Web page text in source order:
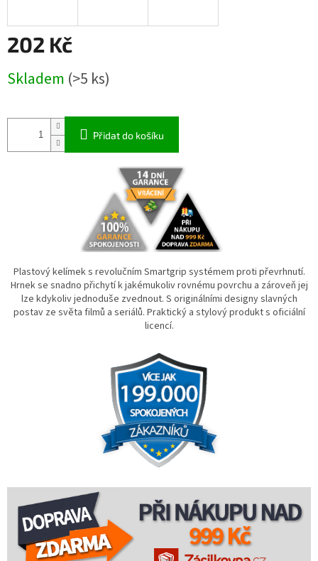
202 Kč
cena:
Skladem (>5 ks)
Přidat do košíku
Plastový kelímek s revolučním Smartgrip systémem proti převrhnutí.
Hrnek se snadno přichytí k jakémukoliv rovnému povrchu a zároveň jej
lze kdykoliv jednoduše zvednout. S originálními designy slavných
postav ze světa filmů a seriálů. Praktický a stylový produkt s oficiální
licencí.